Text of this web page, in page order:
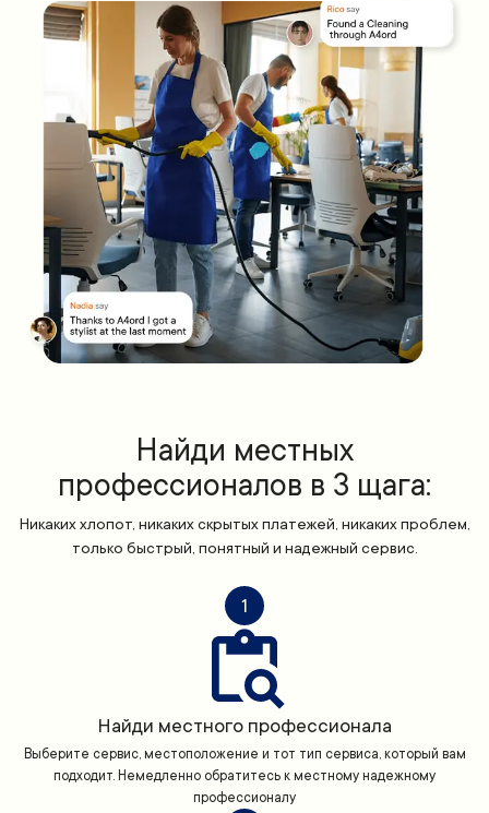
Найди местных
профессионалов в 3 щага:
Никаких хлопот, никаких скрытых платежей, никаких проблем,
только быстрый, понятный и надежный сервис.
1
Найди местного профессионала
Выберите сервис, местоположение и тот тип сервиса, который вам
подходит. Немедленно обратитесь к местному надежному
профессионалу